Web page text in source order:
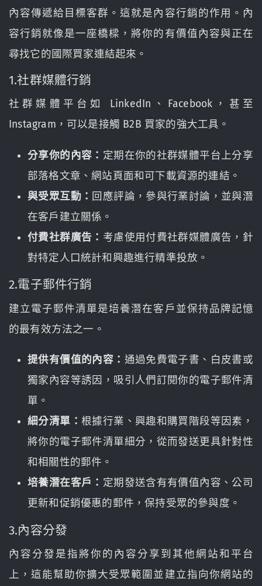
內容傳遞給目標客群。這就是內容行銷的作用。內
容行銷就像是一座橋樑，將你的有價值內容與正在
尋找它的國際買家連結起來。
1.社群媒體行銷
社群媒體平台如 LinkedIn、Facebook，甚至
Instagram，可以是接觸 B2B 買家的強大工具。
分享你的內容： 定期在你的社群媒體平台上分享
部落格文章、網站頁面和可下載資源的連結。
與受眾互動： 回應評論，參與行業討論，並與潛
在客戶建立關係。
付費社群廣告： 考慮使用付費社群媒體廣告，針
對特定人口統計和興趣進行精準投放。
2.電子郵件行銷
建立電子郵件清單是培養潛在客戶並保持品牌記憶
的最有效方法之一。
提供有價值的內容： 通過免費電子書、白皮書或
獨家內容等誘因，吸引人們訂閱你的電子郵件清
單。
細分清單： 根據行業、興趣和購買階段等因素，
將你的電子郵件清單細分，從而發送更具針對性
和相關性的郵件。
培養潛在客戶： 定期發送含有有價值內容、公司
更新和促銷優惠的郵件，保持受眾的參與度。
3.內容分發
內容分發是指將你的內容分享到其他網站和平台
上，這能幫助你擴大受眾範圍並建立指向你網站的